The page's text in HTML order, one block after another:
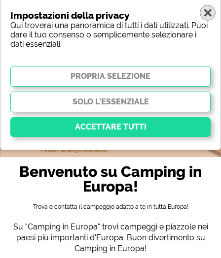
Benvenuto su Camping in
Europa!
Trova e contatta il campeggio adatto a te in tutta Europa!
Su "Camping in Europa" trovi campeggi e piazzole nei
paesi più importanti d'Europa. Buon divertimento su
Camping in Europa!
Europa Regione Tipo
Posizione Caratteristica Stelle
Servizi igienici
Attività per il tempo libero
Impostazioni della privacy
Qui troverai una panoramica di tutti i dati utilizzati. Puoi
dare il tuo consenso o semplicemente selezionare i
dati essenziali.
Essenziale
I cookie essenziali abilitano le funzioni di base e sono
essenziali per il corretto funzionamento del sito web.
Senza questi cookie, alcune parti del sitonon
Social Media
Anteprima del campeggio (anteprima dei siti web dei campeggi)
siehe Datenschutzerklärung des jeweiligen Anbieters